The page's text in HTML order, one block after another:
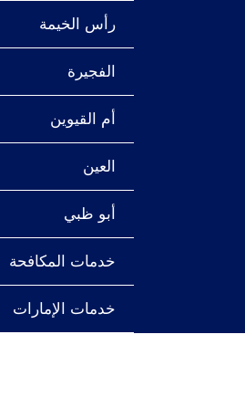
رأس الخيمة
الفجيرة
أم القيوين
العين
أبو ظبي
خدمات المكافحة
خدمات الإمارات